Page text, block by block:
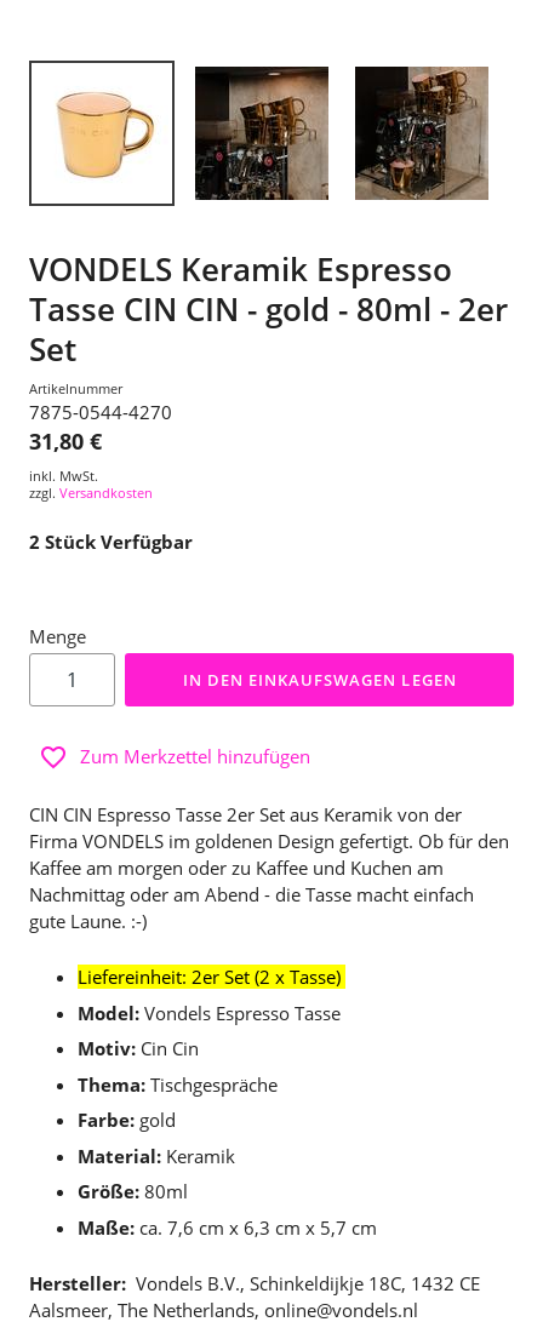
VONDELS Keramik Espresso
Tasse CIN CIN - gold - 80ml - 2er
Set
Artikelnummer
7875-0544-4270
31,80 €
inkl. MwSt.
zzgl. Versandkosten
2 Stück Verfügbar
Menge
IN DEN EINKAUFSWAGEN LEGEN
Zum Merkzettel hinzufügen
CIN CIN Espresso Tasse 2er Set aus Keramik von der
Firma VONDELS im goldenen Design gefertigt. Ob für den
Kaffee am morgen oder zu Kaffee und Kuchen am
Nachmittag oder am Abend - die Tasse macht einfach
gute Laune. :-)
Liefereinheit: 2er Set (2 x Tasse)
Model: Vondels Espresso Tasse
Motiv: Cin Cin
Thema: Tischgespräche
Farbe: gold
Material: Keramik
Größe: 80ml
Maße: ca. 7,6 cm x 6,3 cm x 5,7 cm
Hersteller: Vondels B.V., Schinkeldijkje 18C, 1432 CE
Aalsmeer, The Netherlands, online@vondels.nl